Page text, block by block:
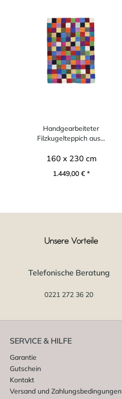
Handgearbeiteter
Filzkugelteppich aus...
160 x 230 cm
1.449,00 € *
Unsere Vorteile
Telefonische Beratung
0221 272 36 20
SERVICE & HILFE
Garantie
Gutschein
Kontakt
Versand und Zahlungsbedingungen